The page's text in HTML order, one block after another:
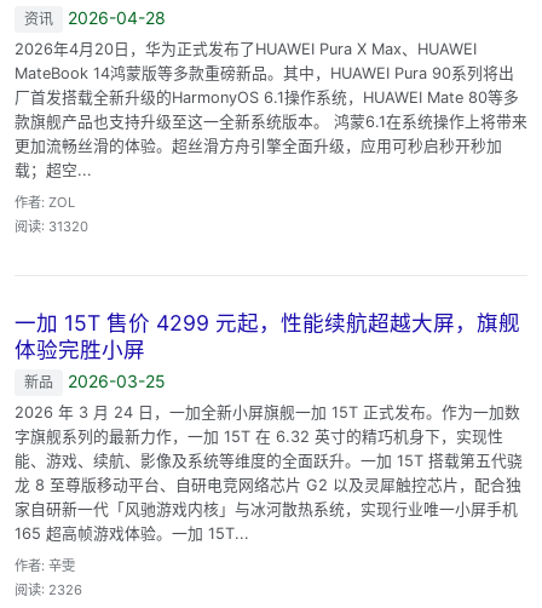
资讯 2026-04-28
2026年4月20日，华为正式发布了HUAWEI Pura X Max、HUAWEI
MateBook 14鸿蒙版等多款重磅新品。其中，HUAWEI Pura 90系列将出
厂首发搭载全新升级的HarmonyOS 6.1操作系统，HUAWEI Mate 80等多
款旗舰产品也支持升级至这一全新系统版本。 鸿蒙6.1在系统操作上将带来
更加流畅丝滑的体验。超丝滑方舟引擎全面升级，应用可秒启秒开秒加
载；超空...
作者: ZOL
阅读: 31320
一加 15T 售价 4299 元起，性能续航超越大屏，旗舰
体验完胜小屏
新品 2026-03-25
2026 年 3 月 24 日，一加全新小屏旗舰一加 15T 正式发布。作为一加数
字旗舰系列的最新力作，一加 15T 在 6.32 英寸的精巧机身下，实现性
能、游戏、续航、影像及系统等维度的全面跃升。一加 15T 搭载第五代骁
龙 8 至尊版移动平台、自研电竞网络芯片 G2 以及灵犀触控芯片，配合独
家自研新一代「风驰游戏内核」与冰河散热系统，实现行业唯一小屏手机
165 超高帧游戏体验。一加 15T...
作者: 辛雯
阅读: 2326